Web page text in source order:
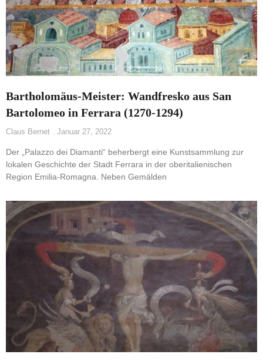
Bartholomäus-Meister: Wandfresko aus San
Bartolomeo in Ferrara (1270-1294)
Claus Bernet Januar 27, 2022
Der „Palazzo dei Diamanti“ beherbergt eine Kunstsammlung zur
lokalen Geschichte der Stadt Ferrara in der oberitalienischen
Region Emilia-Romagna. Neben Gemälden